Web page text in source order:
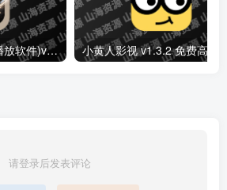
永久影视(免费影视播放软件)v1.1.8 解锁去广告纯净版
请登录后发表评论